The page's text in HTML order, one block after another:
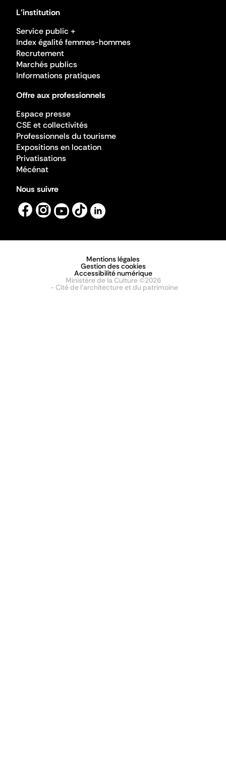
L'institution
Service public +
Index égalité femmes-hommes
Recrutement
Marchés publics
Informations pratiques
Offre aux professionnels
Espace presse
CSE et collectivités
Professionnels du tourisme
Expositions en location
Privatisations
Mécénat
Nous suivre
Mentions légales
Gestion des cookies
Accessibilité numérique
Ministère de la Culture ©2026
- Cité de l'architecture et du patrimoine